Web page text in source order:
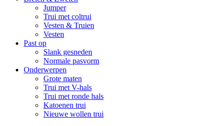
Jumper
Trui met coltrui
Vesten & Truien
Vesten
Past op
Slank gesneden
Normale pasvorm
Onderwerpen
Grote maten
Trui met V-hals
Trui met ronde hals
Katoenen trui
Nieuwe wollen trui